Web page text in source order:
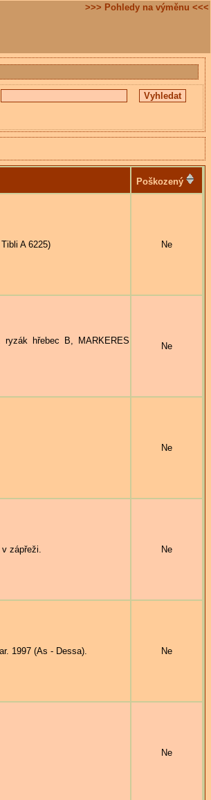
>>> Pohledy na výměnu <<<
Poškozený
A 6225) Ne
hřebec B, MARKERES
Ne
Ne
zápřeži. Ne
1997 (As - Dessa). Ne
Ne